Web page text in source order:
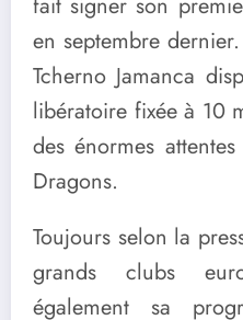
en septembre
Tcherno Jamanca
libératoire fixée à 10
des énormes
Dragons.
Toujours selon la
grands clubs
également sa